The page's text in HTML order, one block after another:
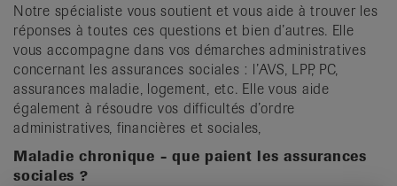
Notre spécialiste vous soutient et vous aide à trouver les
réponses à toutes ces questions et bien d’autres. Elle
vous accompagne dans vos démarches administratives
concernant les assurances sociales : l’AVS, LPP, PC,
assurances maladie, logement, etc. Elle vous aide
également à résoudre vos difficultés d’ordre
administratives, financières et sociales,
Maladie chronique - que paient les assurances
sociales ?